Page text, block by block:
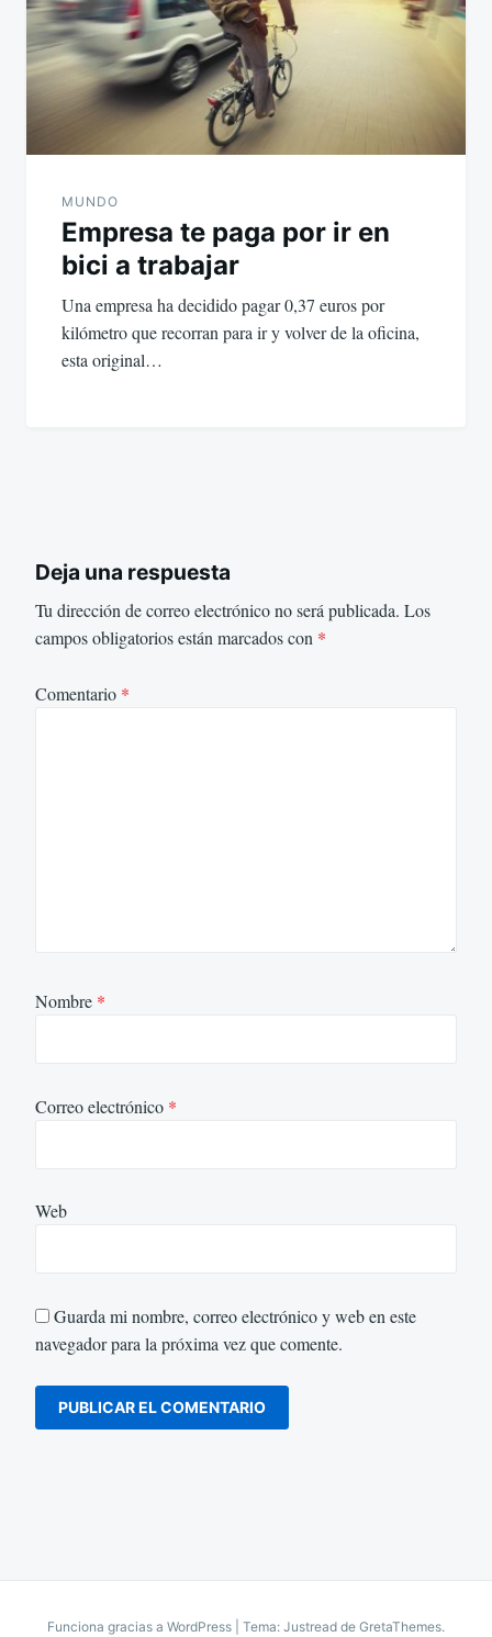
MUNDO
Empresa te paga por ir en
bici a trabajar
Una empresa ha decidido pagar 0,37 euros por
kilómetro que recorran para ir y volver de la oficina,
esta original…
Deja una respuesta
Tu dirección de correo electrónico no será publicada. Los
campos obligatorios están marcados con *
Comentario *
Nombre *
Correo electrónico *
Web
Guarda mi nombre, correo electrónico y web en este
navegador para la próxima vez que comente.
Funciona gracias a WordPress Tema: Justread de GretaThemes.